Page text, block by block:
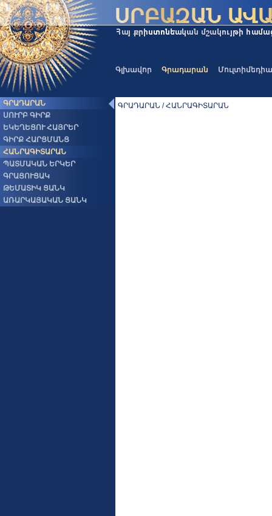
Գլխավոր Գրադարան Մուլտիմեդիա
ԳՐԱԴԱՐԱՆ
ՍՈՒՐԲ ԳԻՐՔ
ԵԿԵՂԵՑՈՒ ՀԱՅՐԵՐ
ԳԻՐՔ ՀԱՐՑՄԱՆՑ
ՀԱՆՐԱԳԻՏԱՐԱՆ
ՊԱՏՄԱԿԱՆ ԵՐԿԵՐ
ԳՐԱՑՈՒՑԱԿ
ԹԵՄԱՏԻԿ ՑԱՆԿ
ԱՌԱՐԿԱՅԱԿԱՆ ՑԱՆԿ
ԳՐԱԴԱՐԱՆ / ՀԱՆՐԱԳԻՏԱՐԱՆ